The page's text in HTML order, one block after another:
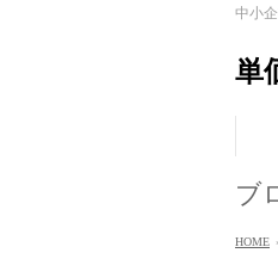
中小
単
ブ
HOME